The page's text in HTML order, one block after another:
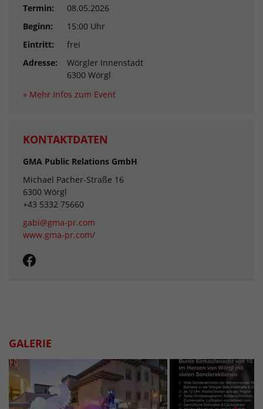
Termin:
08.05.2026
Beginn:
15:00 Uhr
Eintritt:
frei
Adresse:
Wörgler Innenstadt
6300 Wörgl
» Mehr Infos zum Event
KONTAKTDATEN
GMA Public Relations GmbH
‪Michael Pacher-Straße 16‬
‪6300 Wörgl
+43 5332 75660
gabi@gma-pr.com
www.gma-pr.com/
GALERIE